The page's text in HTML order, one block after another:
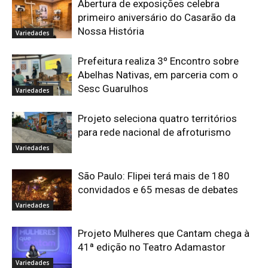
Variedades
Abertura de exposições celebra
primeiro aniversário do Casarão da
Nossa História
Variedades
Prefeitura realiza 3º Encontro sobre
Abelhas Nativas, em parceria com o
Sesc Guarulhos
Variedades
Projeto seleciona quatro territórios
para rede nacional de afroturismo
Variedades
São Paulo: Flipei terá mais de 180
convidados e 65 mesas de debates
Variedades
Projeto Mulheres que Cantam chega à
41ª edição no Teatro Adamastor